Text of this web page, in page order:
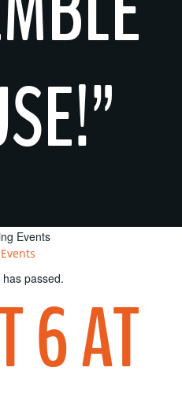
passed.
6 AT